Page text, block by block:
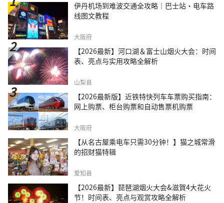
伊丹机场到难波交通全攻略｜巴士站・电车路
线图文教程
大阪府
【2026最新】河口湖＆富士山烟火大会：时间
表、亮点与实用攻略全解析
山梨县
【2026最新版】近铁特快列车车票购买指南：
网上购票、柜台购票和自动售票机购票
大阪府
【从名古屋乘电车只需30分钟！】猫之城常滑
的招财猫特辑
爱知县
【2026最新】琵琶湖烟火大会&滋賀4大花火
节！时间表、亮点与观赏攻略全解析